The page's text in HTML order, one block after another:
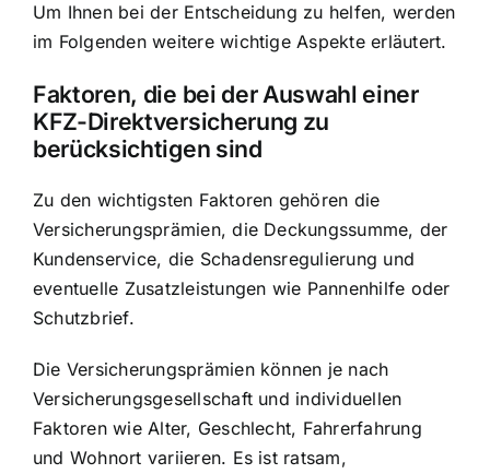
Um Ihnen bei der Entscheidung zu helfen, werden
im Folgenden weitere wichtige Aspekte erläutert.
Faktoren, die bei der Auswahl einer
KFZ-Direktversicherung zu
berücksichtigen sind
Zu den wichtigsten Faktoren gehören die
Versicherungsprämien, die Deckungssumme, der
Kundenservice, die Schadensregulierung und
eventuelle Zusatzleistungen wie Pannenhilfe oder
Schutzbrief.
Die Versicherungsprämien können je nach
Versicherungsgesellschaft und individuellen
Faktoren wie Alter, Geschlecht, Fahrerfahrung
und Wohnort variieren. Es ist ratsam,